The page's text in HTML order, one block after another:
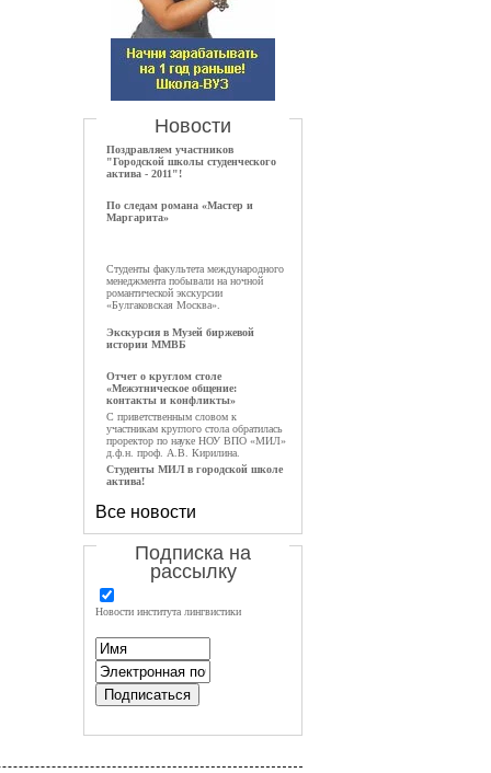
Новости
Поздравляем участников
"Городской школы студенческого
актива - 2011"!
По следам романа «Мастер и
Маргарита»
Студенты факультета международного
менеджмента побывали на ночной
романтической экскурсии
«Булгаковская Москва».
Экскурсия в Музей биржевой
истории ММВБ
Отчет о круглом столе
«Межэтническое общение:
контакты и конфликты»
С приветственным словом к
участникам круглого стола обратилась
проректор по науке НОУ ВПО «МИЛ»
д.ф.н. проф. А.В. Кирилина.
Студенты МИЛ в городской школе
актива!
Все новости
Подписка на
рассылку
Новости института лингвистики